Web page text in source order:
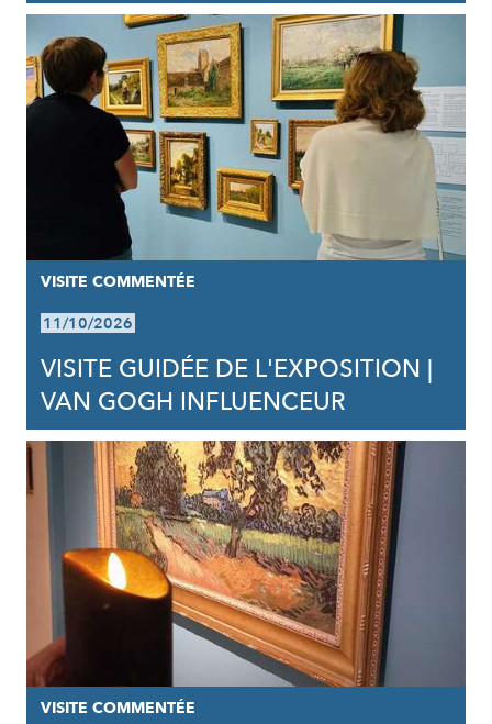
VISITE COMMENTÉE
11/10/2026
VISITE GUIDÉE DE L'EXPOSITION |
VAN GOGH INFLUENCEUR
VISITE COMMENTÉE